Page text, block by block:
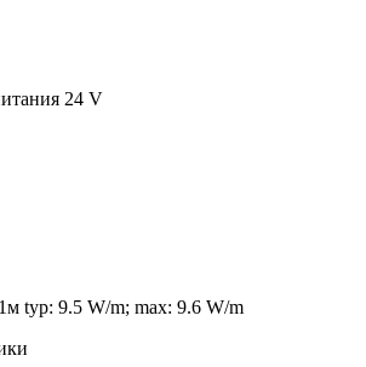
24 V
typ: 9.5 W/m; max: 9.6 W/m